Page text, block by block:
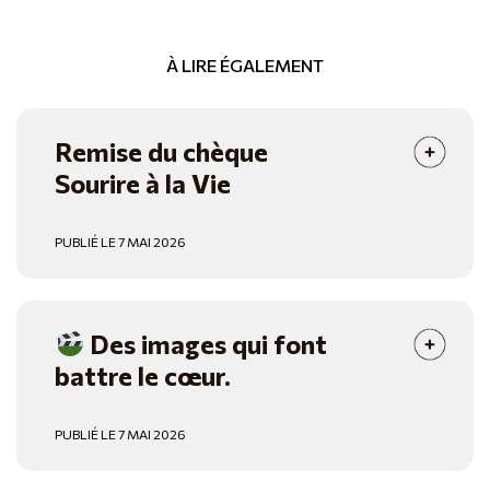
À LIRE ÉGALEMENT
Remise du chèque
Sourire à la Vie
PUBLIÉ LE 7 MAI 2026
Des images qui font
battre le cœur.
PUBLIÉ LE 7 MAI 2026